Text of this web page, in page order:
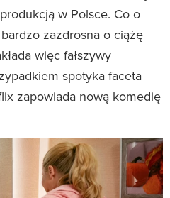
w Polsce. Co o
zazdrosna o ciążę
więc fałszywy
spotyka faceta
zapowiada nową komedię